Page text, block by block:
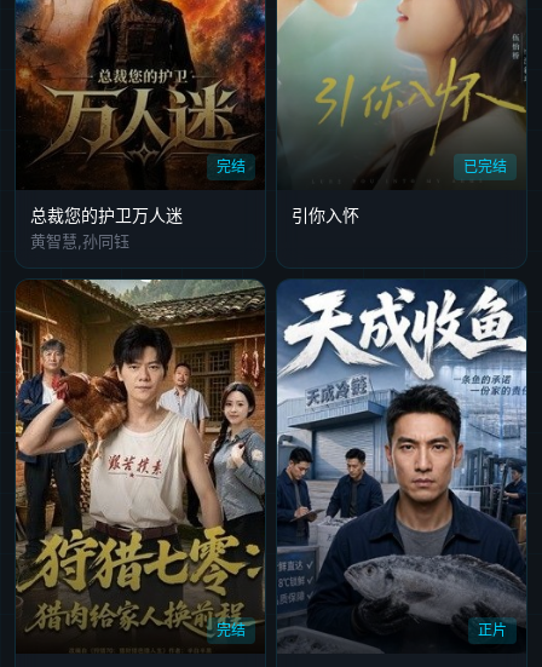
完结
总裁您的护卫万人迷
黄智慧,孙同钰
已完结
引你入怀
完结 正片